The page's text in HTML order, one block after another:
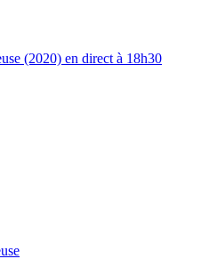
(2020) en direct à 18h30